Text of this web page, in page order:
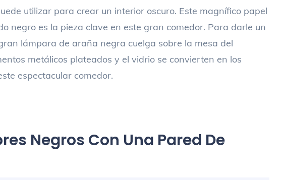
utilizar para crear un interior oscuro. Este magnífico papel
negro es la pieza clave en este gran comedor. Para darle un
lámpara de araña negra cuelga sobre la mesa del
metálicos plateados y el vidrio se convierten en los
espectacular comedor.
Negros Con Una Pared De